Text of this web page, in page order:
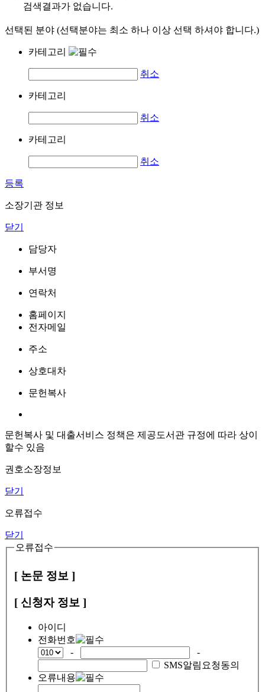
검색결과가 없습니다.
선택된 분야 (선택분야는 최소 하나 이상 선택 하셔야 합니다.)
카테고리
취소
카테고리
취소
카테고리
취소
등록
소장기관 정보
닫기
담당자
부서명
연락처
홈페이지
전자메일
주소
상호대차
문헌복사
문헌복사 및 대출서비스 정책은 제공도서관 규정에 따라 상이
할수 있음
권호소장정보
닫기
오류접수
닫기
오류접수
[ 논문 정보 ]
[ 신청자 정보 ]
아이디
전화번호
-
-
SMS알림요청동의
오류내용